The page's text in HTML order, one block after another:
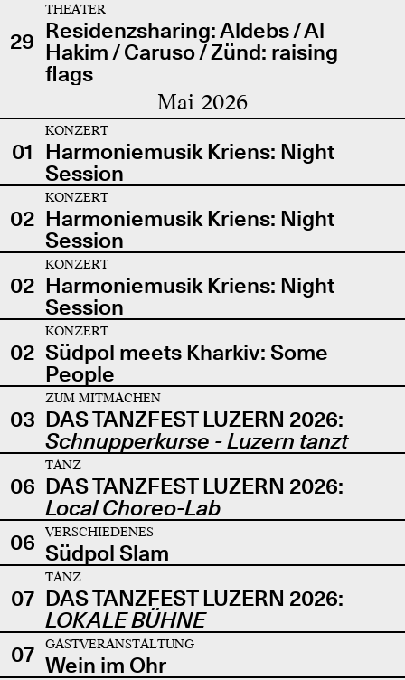
29
THEATER
Residenzsharing: Aldebs / Al
Hakim / Caruso / Zünd: raising
flags
Mai 2026
01
KONZERT
Harmoniemusik Kriens: Night
Session
02
KONZERT
Harmoniemusik Kriens: Night
Session
02
KONZERT
Harmoniemusik Kriens: Night
Session
02
KONZERT
Südpol meets Kharkiv: Some
People
03
ZUM MITMACHEN
DAS TANZFEST LUZERN 2026:
Schnupperkurse - Luzern tanzt
06
TANZ
DAS TANZFEST LUZERN 2026:
Local Choreo-Lab
06
VERSCHIEDENES
Südpol Slam
07
TANZ
DAS TANZFEST LUZERN 2026:
LOKALE BÜHNE
07
GASTVERANSTALTUNG
Wein im Ohr